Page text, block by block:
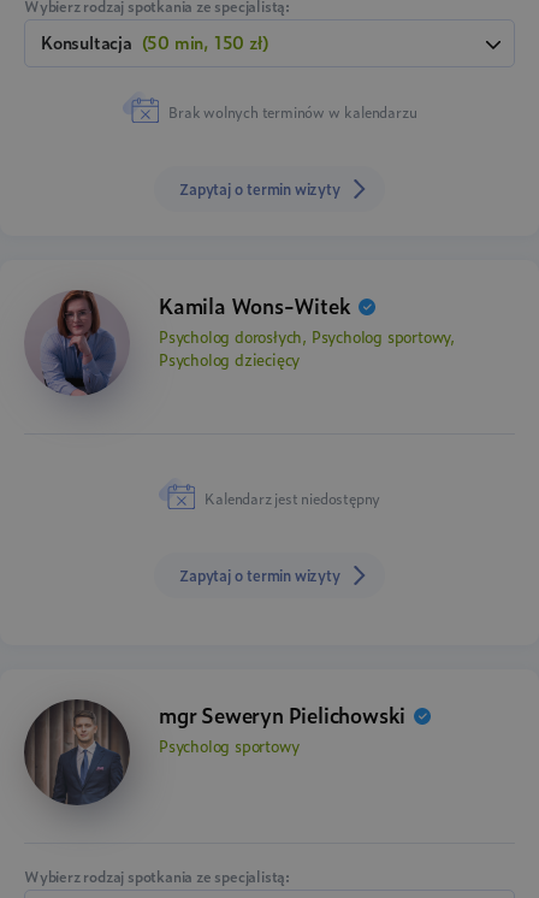
Wybierz rodzaj spotkania ze specjalistą:
konsultacja (50 min, 150 zł)
Brak wolnych terminów w kalendarzu
Zapytaj o termin wizyty
Kamila Wons-Witek
Psycholog dorosłych, Psycholog sportowy,
Psycholog dziecięcy
Kalendarz jest niedostępny
Zapytaj o termin wizyty
mgr Seweryn Pielichowski
Psycholog sportowy
Wybierz rodzaj spotkania ze specjalistą: